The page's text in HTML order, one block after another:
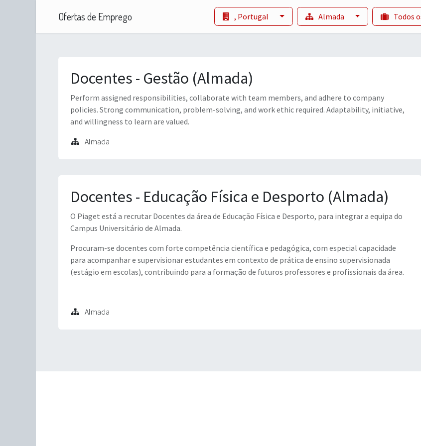
Ofertas de Emprego , Portugal Almada Todos
Docentes - Gestão (Almada)
Perform assigned responsibilities, collaborate with team members, and adhere to company
policies. Strong communication, problem-solving, and work ethic required. Adaptability, initiative,
and willingness to learn are valued.
Almada
Docentes - Educação Física e Desporto (Almada)
O Piaget está a recrutar Docentes da área de Educação Física e Desporto, para integrar a equipa do
Campus Universitário de Almada.
Procuram-se docentes com forte competência científica e pedagógica, com especial capacidade
para acompanhar e supervisionar estudantes em contexto de prática de ensino supervisionada
(estágio em escolas), contribuindo para a formação de futuros professores e profissionais da área.
Almada